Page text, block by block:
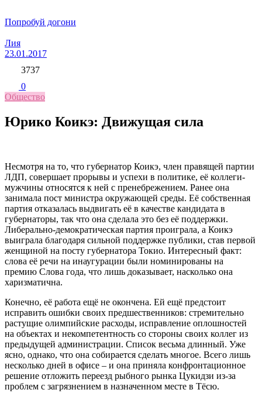
Попробуй догони
Лия
23.01.2017
3737
0
Общество
Юрико Коикэ: Движущая сила
Несмотря на то, что губернатор Коикэ, член правящей партии
ЛДП, совершает прорывы и успехи в политике, её коллеги-
мужчины относятся к ней с пренебрежением. Ранее она
занимала пост министра окружающей среды. Её собственная
партия отказалась выдвигать её в качестве кандидата в
губернаторы, так что она сделала это без её поддержки.
Либерально-демократическая партия проиграла, а Коикэ
выиграла благодаря сильной поддержке публики, став первой
женщиной на посту губернатора Токио. Интересный факт:
слова её речи на инаугурации были номинированы на
премию Слова года, что лишь доказывает, насколько она
харизматична.
Конечно, её работа ещё не окончена. Ей ещё предстоит
исправить ошибки своих предшественников: стремительно
растущие олимпийские расходы, исправление оплошностей
на объектах и некомпетентность со стороны своих коллег из
предыдущей администрации. Список весьма длинный. Уже
ясно, однако, что она собирается сделать многое. Всего лишь
несколько дней в офисе – и она приняла конфронтационное
решение отложить переезд рыбного рынка Цукидзи из-за
проблем с загрязнением в назначенном месте в Тёсю.